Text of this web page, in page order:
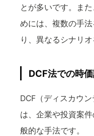
とが多いです。ま
めには、複数の手
り、異なるシナリ
DCF法での時
DCF（ディスカウ
は、企業や投資案
般的な手法です。